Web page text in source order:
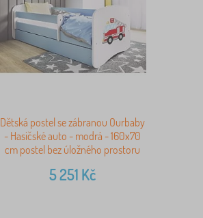
Dětská postel se zábranou Ourbaby
- Hasičské auto - modrá - 160x70
cm postel bez úložného prostoru
5 251 Kč